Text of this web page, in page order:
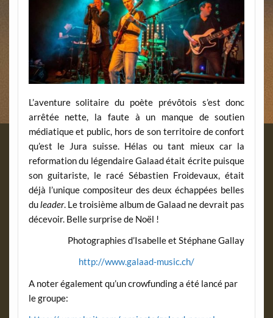
L’aventure solitaire du poète prévôtois s’est donc
arrêtée nette, la faute à un manque de soutien
médiatique et public, hors de son territoire de confort
qu’est le Jura suisse. Hélas ou tant mieux car la
reformation du légendaire Galaad était écrite puisque
son guitariste, le racé Sébastien Froidevaux, était
déjà l’unique compositeur des deux échappées belles
duleader. Le troisième album de Galaad ne devrait pas
décevoir. Belle surprise de Noël !
Photographies d’Isabelle et Stéphane Gallay
http://www.galaad-music.ch/
A noter également qu’un crowfunding a été lancé par
le groupe: